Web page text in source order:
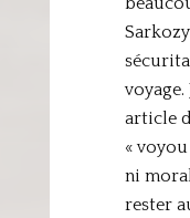
voyage.
article
«
ni
rester